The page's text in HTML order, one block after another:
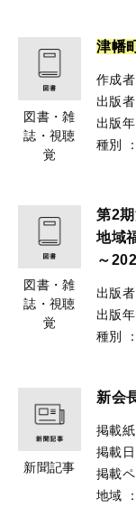
図書・雑
誌・視聴
覚
津幡
作成者
出版者
出版年
種別
：
図書・雑
誌・視聴
覚
第2
地域
～
出版者
出版年
種別
：
新聞記事
新会
掲載紙
掲載日
掲載
地域
：